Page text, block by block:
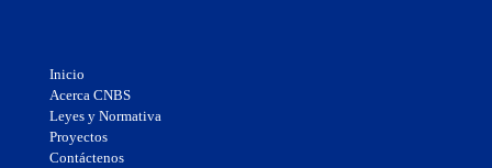
Inicio
Acerca CNBS
Leyes y Normativa
Proyectos
Contáctenos